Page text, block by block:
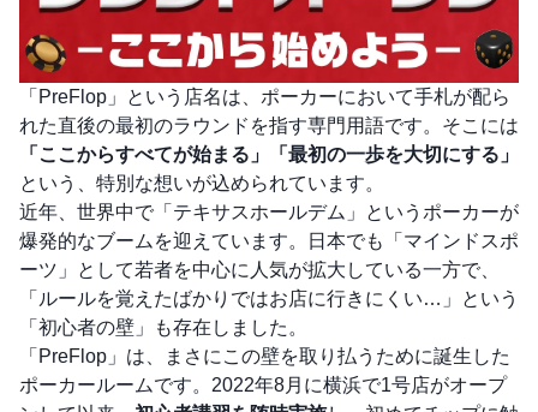
「PreFlop」という店名は、ポーカーにおいて手札が配ら
れた直後の最初のラウンドを指す専門用語です。そこには
「ここからすべてが始まる」「最初の一歩を大切にする」
という、特別な想いが込められています。
近年、世界中で「テキサスホールデム」というポーカーが
爆発的なブームを迎えています。日本でも「マインドスポ
ーツ」として若者を中心に人気が拡大している一方で、
「ルールを覚えたばかりではお店に行きにくい…」という
「初心者の壁」も存在しました。
「PreFlop」は、まさにこの壁を取り払うために誕生した
ポーカールームです。2022年8月に横浜で1号店がオープ